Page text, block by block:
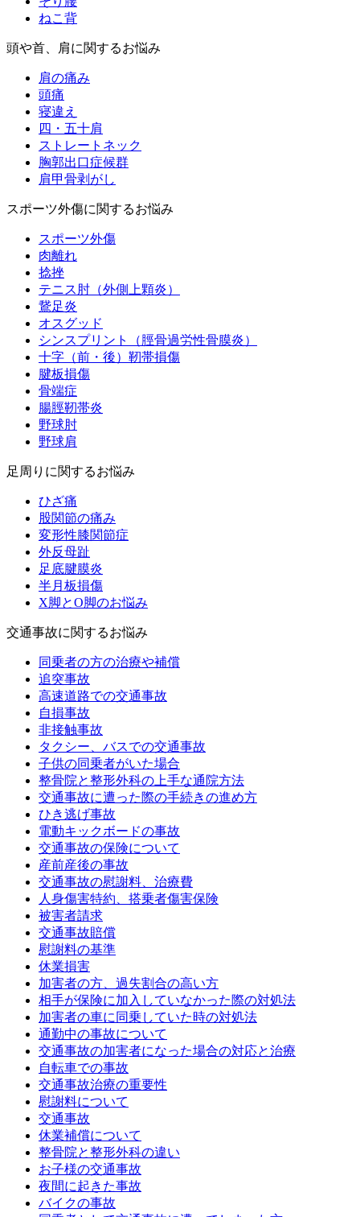
ねこ背
頭や首、肩に関するお悩み
肩の痛み
頭痛
寝違え
四・五十肩
ストレートネック
胸郭出口症候群
肩甲骨剥がし
スポーツ外傷に関するお悩み
スポーツ外傷
肉離れ
捻挫
テニス肘（外側上顆炎）
鵞足炎
オスグッド
シンスプリント（脛骨過労性骨膜炎）
十字（前・後）靭帯損傷
腱板損傷
骨端症
腸脛靭帯炎
野球肘
野球肩
足周りに関するお悩み
ひざ痛
股関節の痛み
変形性膝関節症
外反母趾
足底腱膜炎
半月板損傷
X脚とO脚のお悩み
交通事故に関するお悩み
同乗者の方の治療や補償
追突事故
高速道路での交通事故
自損事故
非接触事故
タクシー、バスでの交通事故
子供の同乗者がいた場合
整骨院と整形外科の上手な通院方法
交通事故に遭った際の手続きの進め方
ひき逃げ事故
電動キックボードの事故
交通事故の保険について
産前産後の事故
交通事故の慰謝料、治療費
人身傷害特約、搭乗者傷害保険
被害者請求
交通事故賠償
慰謝料の基準
休業損害
加害者の方、過失割合の高い方
相手が保険に加入していなかった際の対処法
加害者の車に同乗していた時の対処法
通勤中の事故について
交通事故の加害者になった場合の対応と治療
自転車での事故
交通事故治療の重要性
慰謝料について
交通事故
休業補償について
整骨院と整形外科の違い
お子様の交通事故
夜間に起きた事故
バイクの事故